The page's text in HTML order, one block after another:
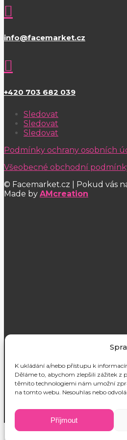
K ukládání a/nebo přístupu k
Děláme to, abychom zlepšili zážitek z
těmito technologiemi nám umožní
na tomto webu. Nesouhlas nebo
Příjmout

info@facemarket.cz

+420 703 682 039
Sledovat
Sledovat
Sledovat
Podmínky ochrany osobních
Všeobecné obchodní
© Facemarket.cz | Pokud vás
Made by AMcreation